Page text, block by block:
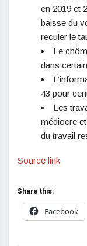
en 2019 et
baisse du
reculer le
Le
dans
43 pour
Les
médiocre
du travail
Source link
Share this:
Facebook